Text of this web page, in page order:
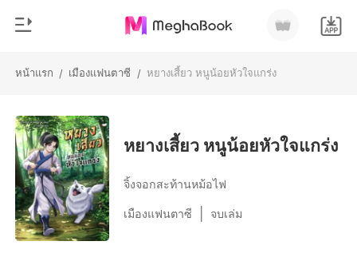
หน้าแรก / เมืองแฟนตาซี / หยางเสี้ยว หนูน้อยหัวใจแกร่ง
เติมเงิน
ประวัติการอ่าน
ออกจากระบบ
หมวดหมู่
สมัยใหม่
ประวัติศาสตร์
โรแมนติก
หยางเสี้ยว หนูน้อยหัวใจแกร่ง
จิ้งจอกสะท้านหม้อไฟ
เมืองแฟนตาซี จบเล่ม